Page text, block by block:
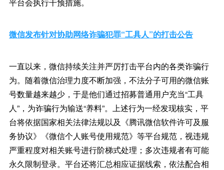
微信发布针对协助网络诈骗犯罪“工具人”的打击公告
一直以来，微信持续关注并严厉打击平台内的各类诈骗行
为。随着微信治理力度不断加强，不法分子可用的微信账
号数量越来越少，于是他们通过招募普通用户充当“工具
人”，为诈骗行为输送“养料”。上述行为一经发现核实，平
台将依据国家相关法律法规以及《腾讯微信软件许可及服
务协议》《微信个人账号使用规范》等平台规范，视违规
严重程度对相关账号进行阶梯式处理；多次违规者有可能
永久限制登录。平台还将汇总相应证据线索，依法配合相